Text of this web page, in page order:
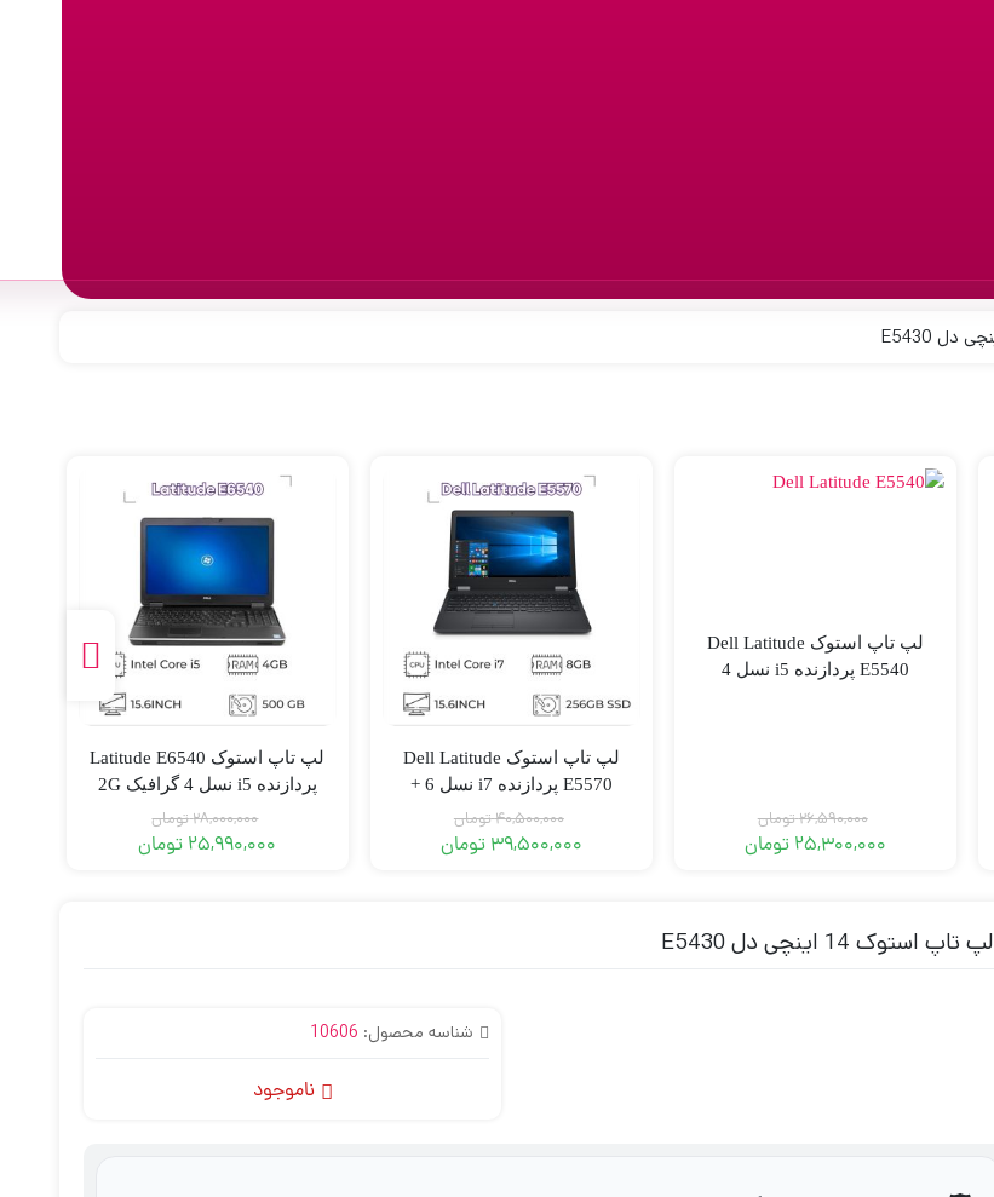
لپ تاپ استوک Dell Latitude
E5540 پردازنده i5 نسل 4
26,590,000تومان
25,300,000 تومان
لپ تاپ استوک Dell Latitude
E5570 پردازنده i7 نسل 6 +
گرافیک 2GB
40,500,000تومان
39,500,000 تومان
لپ تاپ استوک Latitude E6540
پردازنده i5 نسل 4 گرافیک 2G
28,000,000تومان
25,990,000 تومان
لپ تاپ استوک 14 اینچی دل E5430
شناسه محصول: 10606
ناموجود